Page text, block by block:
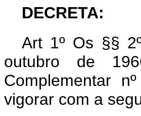
DECRETA:
Art 1º Os §§
outubro de
Complementar
vigorar com a